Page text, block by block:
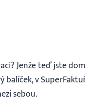
Jenže teď jste
balíček, v
sebou.